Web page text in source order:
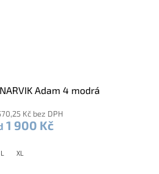
Adam 4 modrá
Kč bez DPH
1 900 Kč
L XL